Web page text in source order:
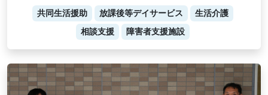
共同生活援助 放課後等デイサービス
生活介護
相談支援
障害者支援施設